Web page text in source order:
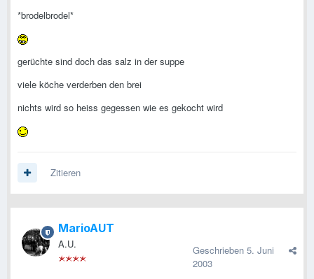
*brodelbrodel*
gerüchte sind doch das salz in der suppe
viele köche verderben den brei
nichts wird so heiss gegessen wie es gekocht wird
Zitieren
MarioAUT
A.U. Geschrieben 5. Juni
2003